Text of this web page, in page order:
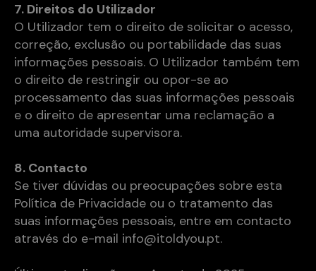
7. Direitos do Utilizador
O Utilizador tem o direito de solicitar o acesso,
correção, exclusão ou portabilidade das suas
informações pessoais. O Utilizador também tem
o direito de restringir ou opor-se ao
processamento das suas informações pessoais
e o direito de apresentar uma reclamação a
uma autoridade supervisora.
8. Contacto
Se tiver dúvidas ou preocupações sobre esta
Política de Privacidade ou o tratamento das
suas informações pessoais, entre em contacto
através do e-mail info@itoldyou.pt.